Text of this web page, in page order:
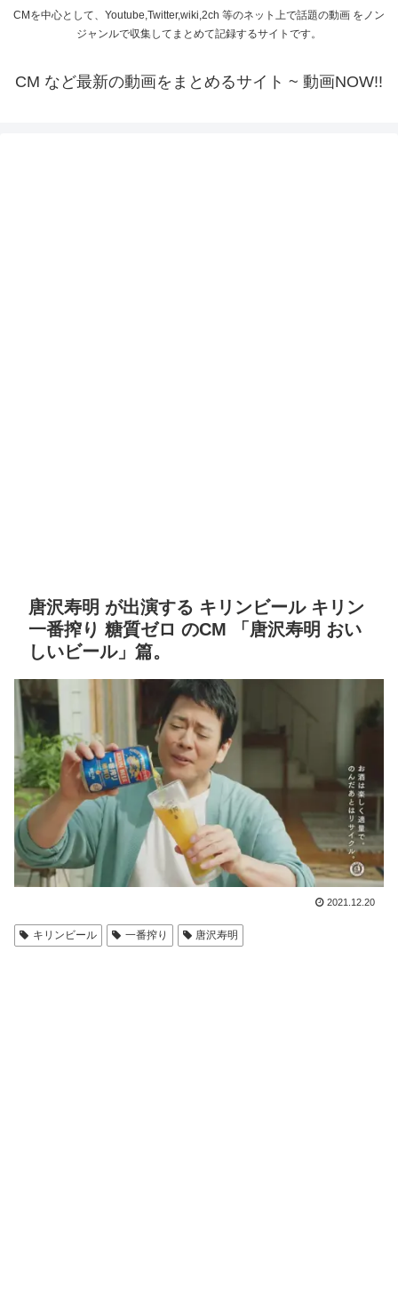
CMを中心として、Youtube,Twitter,wiki,2ch 等のネット上で話題の動画 をノン
ジャンルで収集してまとめて記録するサイトです。
CM など最新の動画をまとめるサイト ~ 動画NOW!!
唐沢寿明 が出演する キリンビール キリン
一番搾り 糖質ゼロ のCM 「唐沢寿明 おい
しいビール」篇。
2021.12.20
キリンビール 一番搾り 唐沢寿明